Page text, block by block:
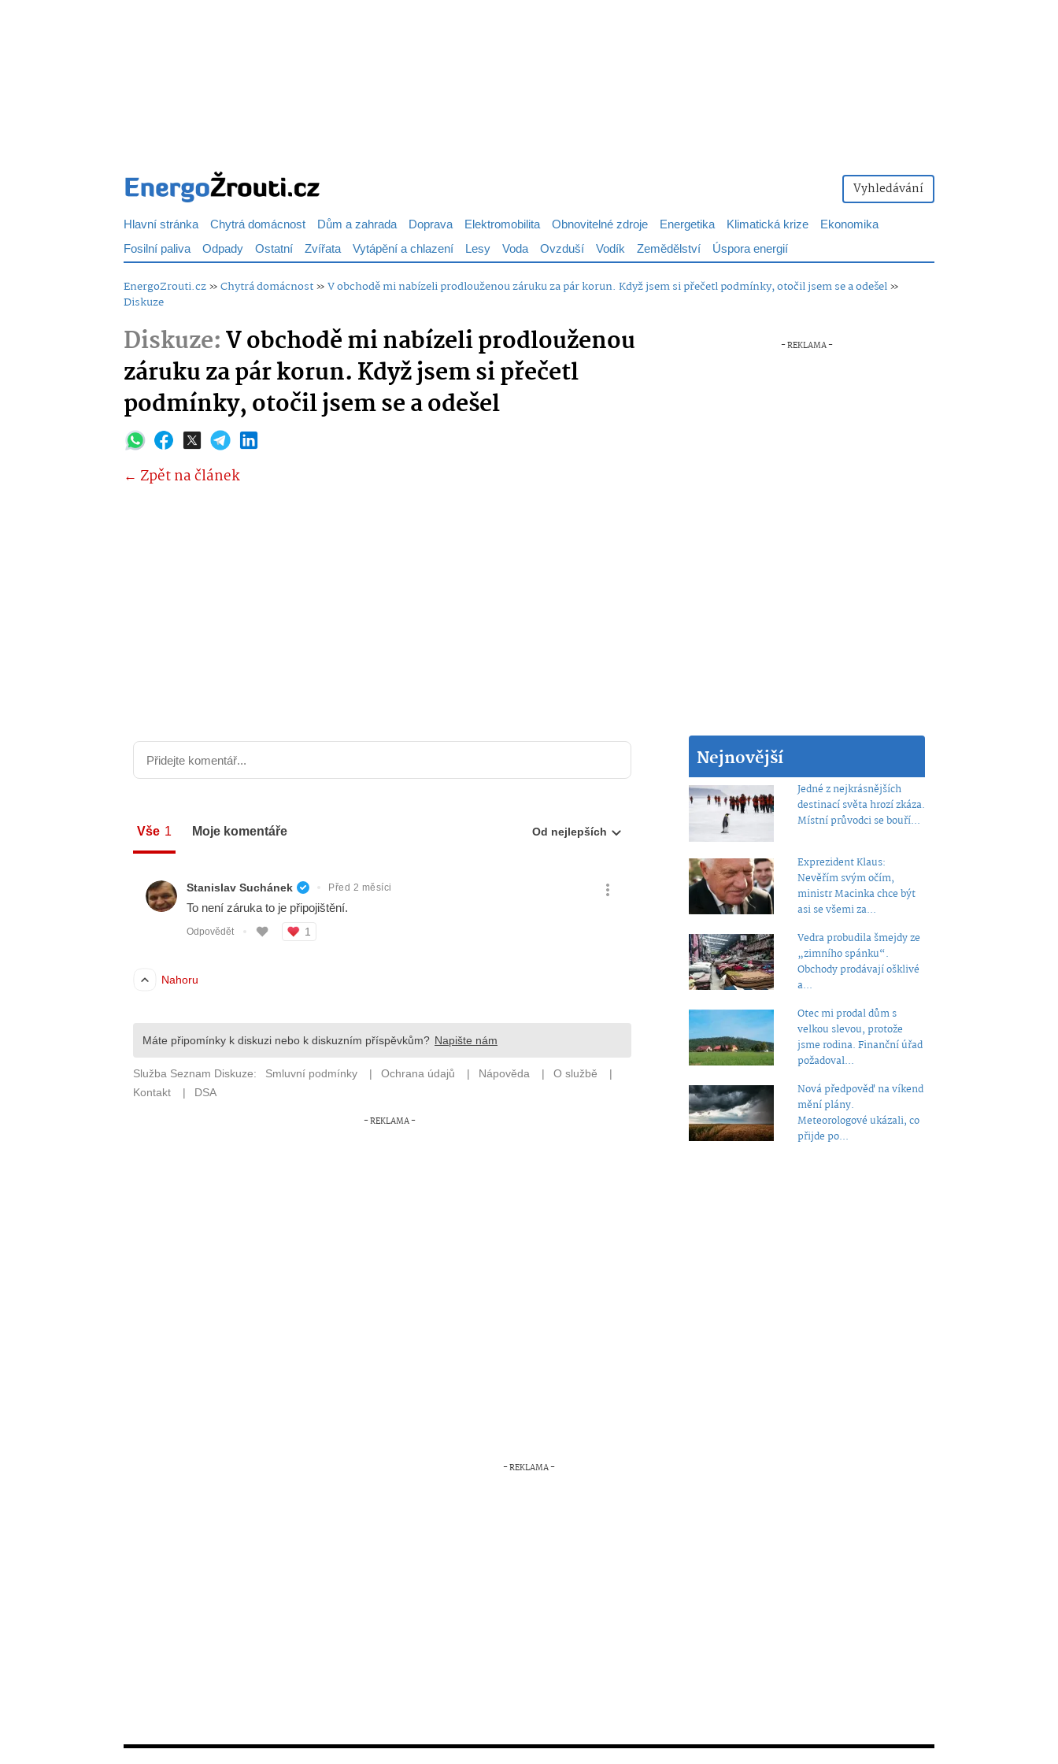
Vyhledávání
Hlavní stránka Chytrá domácnost Dům a zahrada Doprava Elektromobilita Obnovitelné zdroje Energetika Klimatická krize
Ekonomika
Fosilní paliva Odpady Ostatní Zvířata Vytápění a chlazení Lesy Voda Ovzduší Vodík Zemědělství Úspora energií
EnergoZrouti.cz»Chytrá domácnost»V obchodě mi nabízeli prodlouženou záruku za pár korun. Když jsem si přečetl podmínky, otočil jsem se a odešel»
Diskuze
Diskuze:V obchodě mi nabízeli prodlouženou
záruku za pár korun. Když jsem si přečetl
podmínky, otočil jsem se a odešel
← Zpět na článek
Nejnovější
Jedné z nejkrásnějších
destinací světa hrozí zkáza.
Místní průvodci se bouří...
Exprezident Klaus:
Nevěřím svým očím,
ministr Macinka chce být
asi se všemi za...
Vedra probudila šmejdy ze
„zimního spánku“.
Obchody prodávají ošklivé
a...
Otec mi prodal dům s
velkou slevou, protože
jsme rodina. Finanční úřad
požadoval...
Nová předpověď na víkend
mění plány.
Meteorologové ukázali, co
přijde po...